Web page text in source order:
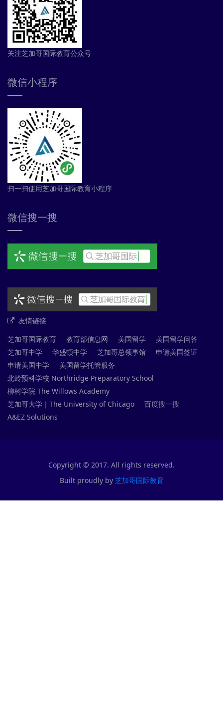
关注芝加哥国际教育公众号
微信小程序
扫一扫使用芝加哥国际教育小程序
微信搜一搜
友情链接
芝加哥国际教育
教育部信息网 美国留学
美国留学问答
芝加哥中学
华盛顿中学 芝加哥总领事馆
申请美国签证
申请美国中学
美国留学托管服务
北岭预科学校 Northridge Preparatory School
柳树学院 The Willows Academy
芝加哥大学｜The University of Chicago
百度搜一搜
A&EZ Solutions
Copyright © 2017. All rights reserved.
Built proudly by 芝加哥国际教育